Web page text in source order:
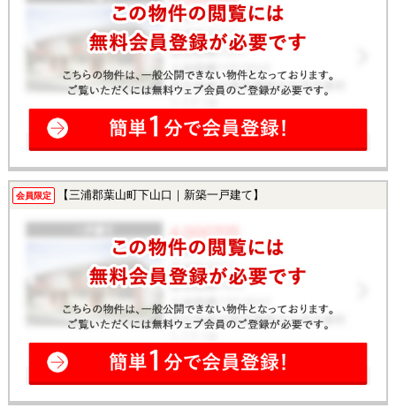
会員限定 【三浦郡葉山町下山口｜新築一戸建て】